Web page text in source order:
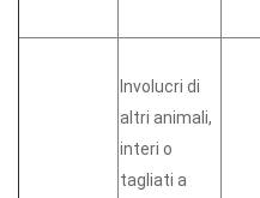
Involucri di
altri animali,
interi o
tagliati a